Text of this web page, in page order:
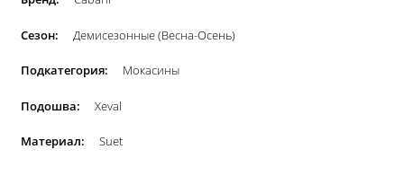
Сезон: Демисезонные (Весна-Осень)
Подкатегория: Мокасины
Подошва: Xeval
Материал: Suet